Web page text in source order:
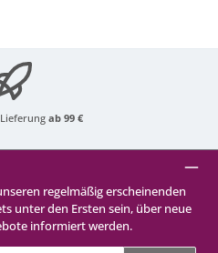
ab 99 €
regelmäßig erscheinenden
unter den Ersten sein, über neue
informiert werden.